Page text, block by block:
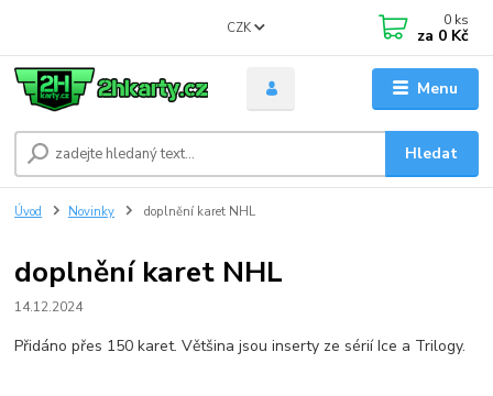
Menu
CZK
Hledat
0 ks
za 0 Kč
Úvod Novinky doplnění karet NHL
doplnění karet NHL
14.12.2024
Přidáno přes 150 karet. Většina jsou inserty ze sérií Ice a Trilogy.